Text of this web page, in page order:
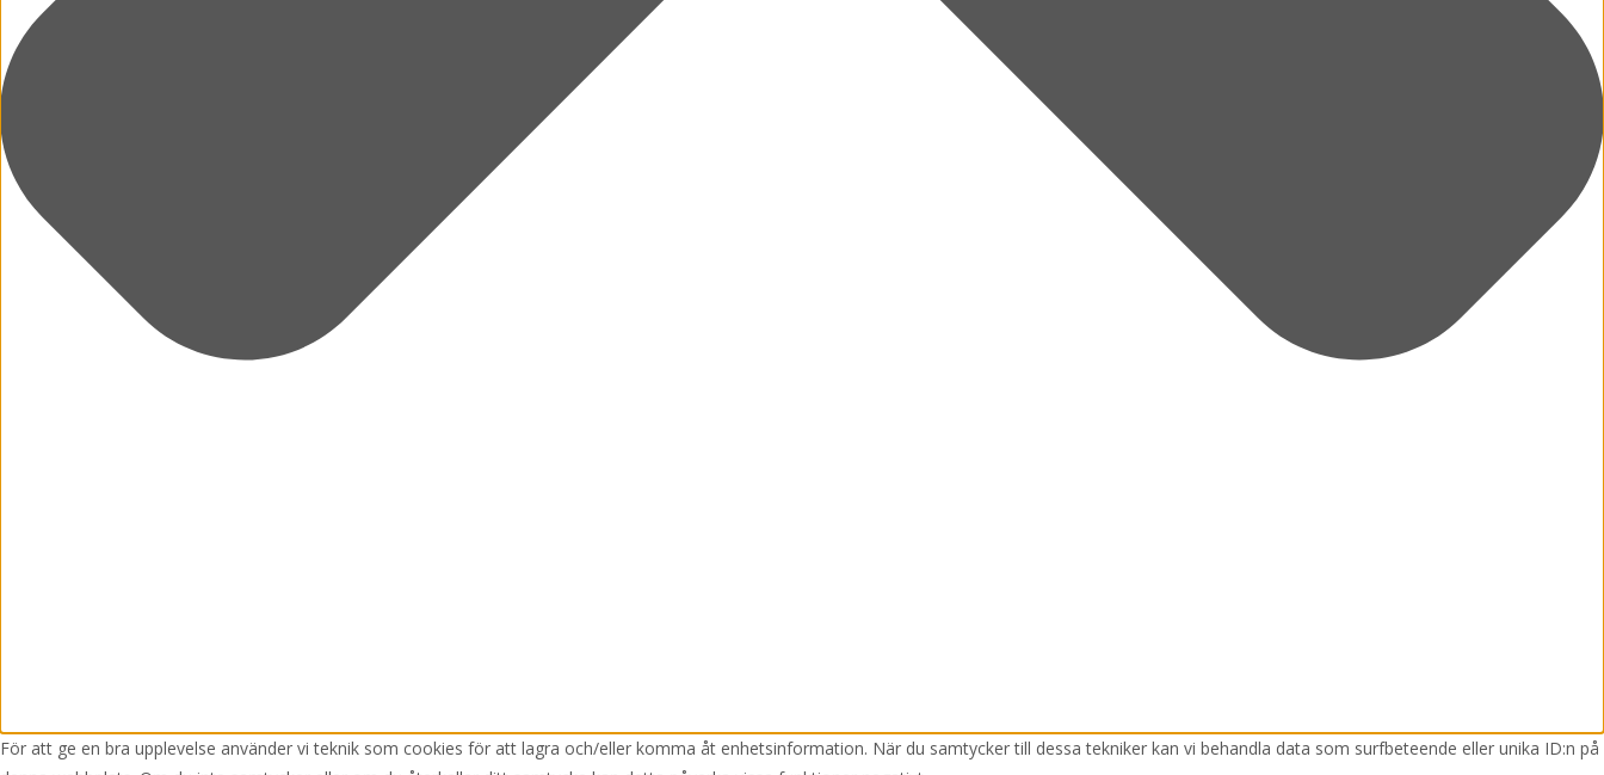
För att ge en bra upplevelse använder vi teknik som cookies för att lagra och/eller komma åt enhetsinformation. När du samtycker till dessa tekniker kan vi behandla data som surfbeteende eller unika ID:n på